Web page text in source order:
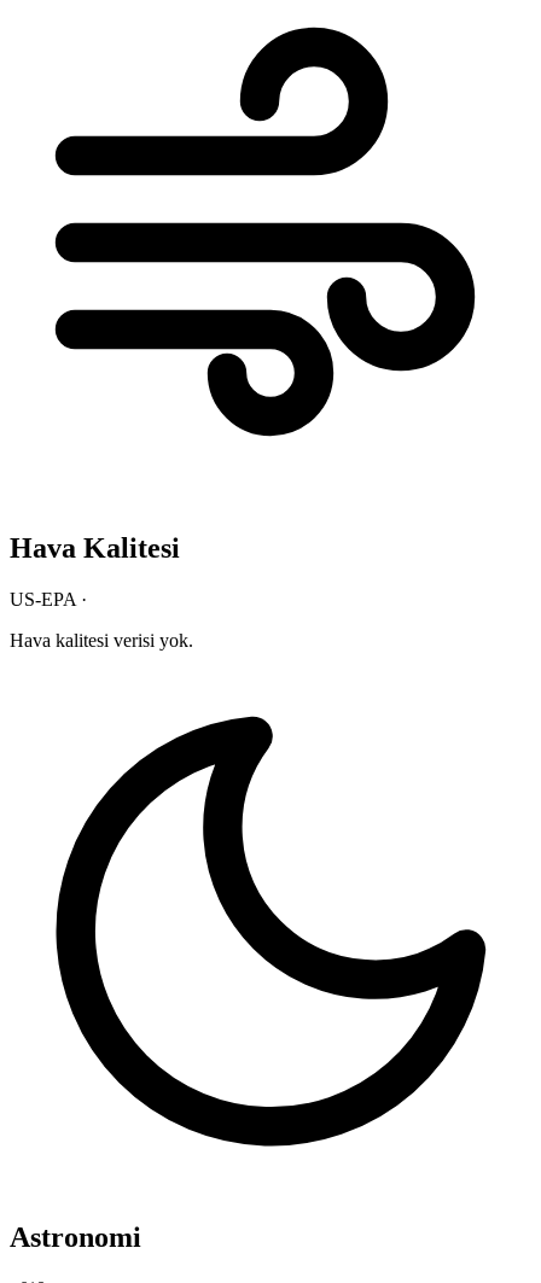
Hava Kalitesi
US-EPA ·
Hava kalitesi verisi yok.
Astronomi